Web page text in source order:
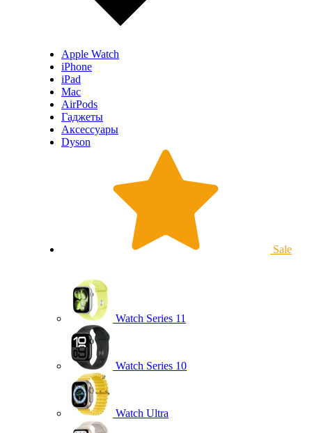
Apple Watch
iPhone
iPad
Mac
AirPods
Гаджеты
Аксессуары
Dyson
Sale
Watch Series 11
Watch Series 10
Watch Ultra